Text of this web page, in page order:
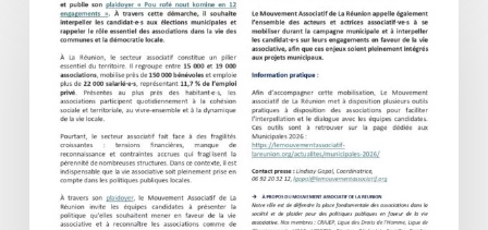
2026
Mouvement
associatif